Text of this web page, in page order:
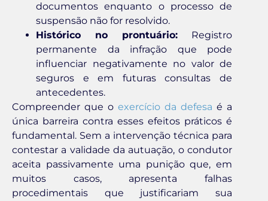
documentos enquanto o processo de
suspensão não for resolvido.
Histórico no prontuário: Registro
permanente da infração que pode
influenciar negativamente no valor de
seguros e em futuras consultas de
antecedentes.
Compreender que o exercício da defesa é a
única barreira contra esses efeitos práticos é
fundamental. Sem a intervenção técnica para
contestar a validade da autuação, o condutor
aceita passivamente uma punição que, em
muitos casos, apresenta falhas
procedimentais que justificariam sua